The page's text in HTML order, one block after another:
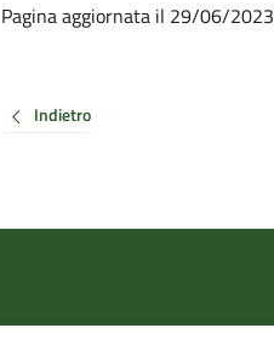
Pagina aggiornata il 29/06/2023
Indietro